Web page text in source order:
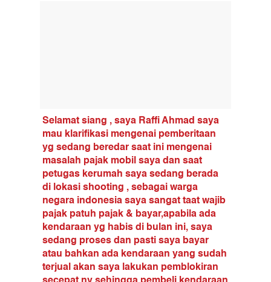
Selamat siang , saya Raffi Ahmad saya
mau klarifikasi mengenai pemberitaan
yg sedang beredar saat ini mengenai
masalah pajak mobil saya dan saat
petugas kerumah saya sedang berada
di lokasi shooting , sebagai warga
negara indonesia saya sangat taat wajib
pajak patuh pajak & bayar,apabila ada
kendaraan yg habis di bulan ini, saya
sedang proses dan pasti saya bayar
atau bahkan ada kendaraan yang sudah
terjual akan saya lakukan pemblokiran